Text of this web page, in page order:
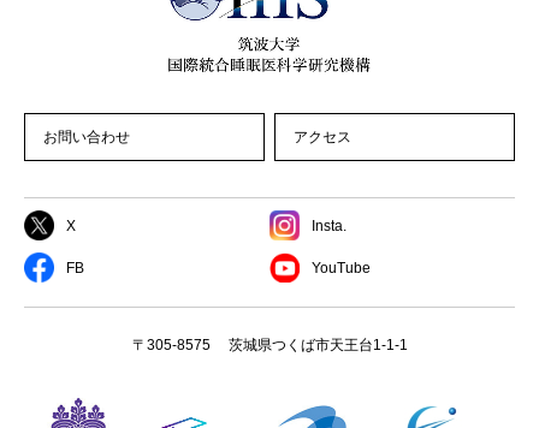
お問い合わせ アクセス
X Insta.
FB YouTube
〒305-8575 茨城県つくば市天王台1-1-1